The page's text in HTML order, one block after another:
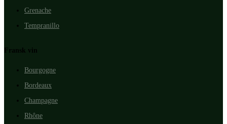
Grenache
Tempranillo
Fransk vin
Bourgogne
Bordeaux
Champagne
Rhône